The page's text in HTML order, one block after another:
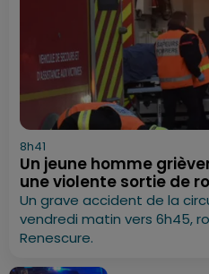
8h41
Un jeune homme
une violente sortie de
Un grave accident de la
vendredi matin vers 6h45,
Renescure.